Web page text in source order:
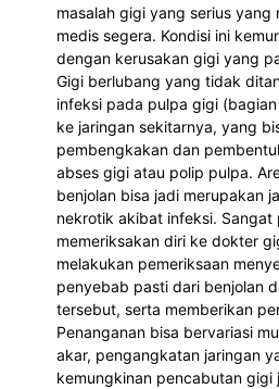
masalah gigi yang serius yang
medis segera. Kondisi ini
dengan kerusakan gigi yang
Gigi berlubang yang tidak
infeksi pada pulpa gigi
ke jaringan sekitarnya, yang
pembengkakan dan
abses gigi atau polip pulpa.
benjolan bisa jadi merupakan
nekrotik akibat infeksi. Sangat
memeriksakan diri ke dokter
melakukan pemeriksaan
penyebab pasti dari benjolan
tersebut, serta memberikan
Penanganan bisa bervariasi
akar, pengangkatan jaringan
kemungkinan pencabutan gigi